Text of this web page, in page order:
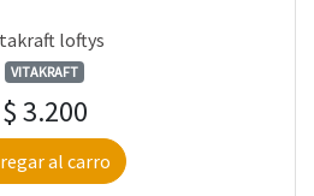
loftys
VITAKRAFT
$ 3.200
al carro